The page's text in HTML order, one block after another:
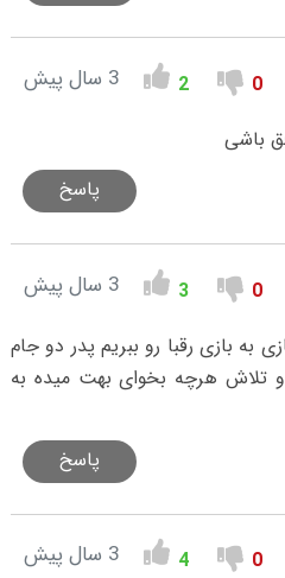
0
2 3 سال پیش
باشی
پاسخ
0
3 3 سال پیش
به بازی رقبا رو ببریم پدر دو جام
تلاش هرچه بخوای بهت میده به
پاسخ
0
4 3 سال پیش